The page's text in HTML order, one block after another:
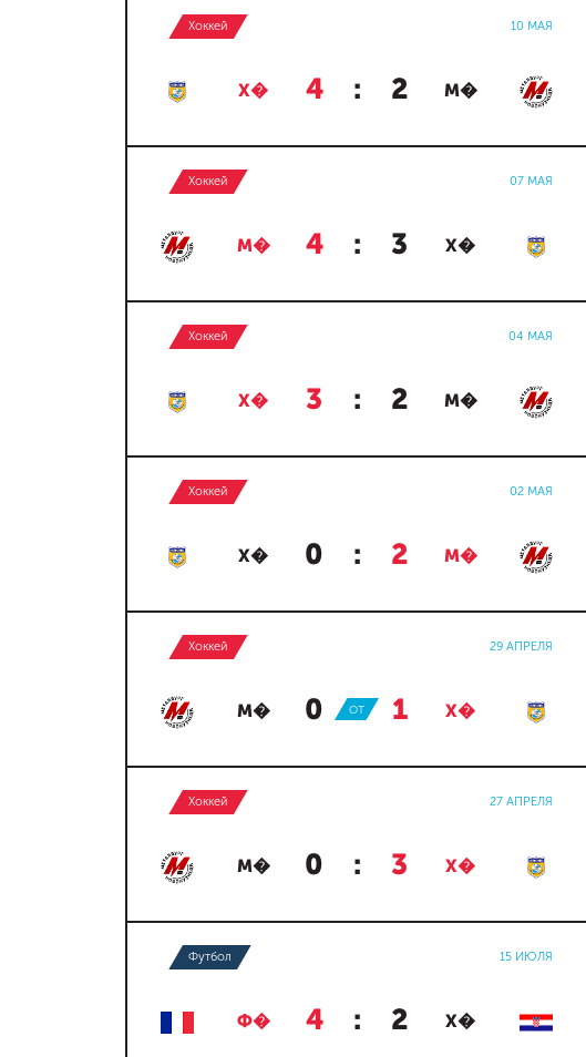
Хоккей 10 МАЯ
Х� 4 : 2 М�
Хоккей 07 МАЯ
М� 4 : 3 Х�
Хоккей 04 МАЯ
Х� 3 : 2 М�
Хоккей 02 МАЯ
Х� 0 : 2 М�
Хоккей 29 АПРЕЛЯ
М� 0 : 1 Х�
ОТ
Хоккей 27 АПРЕЛЯ
М� 0 : 3 Х�
Футбол 15 ИЮЛЯ
Ф� 4 : 2 Х�